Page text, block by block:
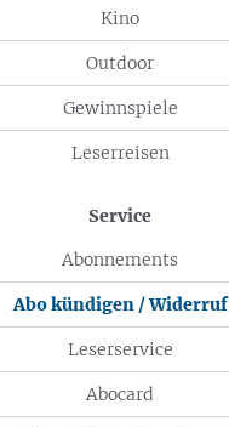
Kino
Outdoor
Gewinnspiele
Leserreisen
Service
Abonnements
Abo kündigen / Widerruf
Leserservice
Abocard